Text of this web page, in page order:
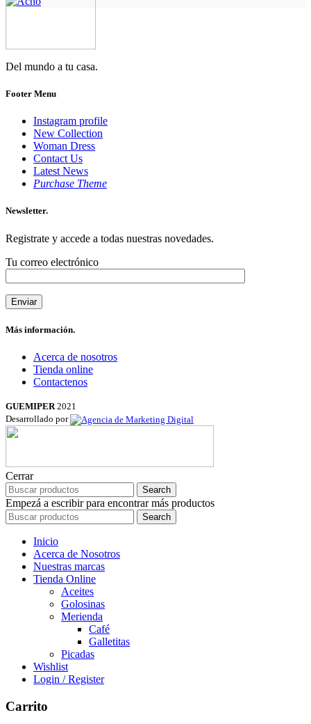
Del mundo a tu casa.
Footer Menu
Instagram profile
New Collection
Woman Dress
Contact Us
Latest News
Purchase Theme
Newsletter.
Registrate y accede a todas nuestras novedades.
Tu correo electrónico
Más información.
Acerca de nosotros
Tienda online
Contactenos
GUEMIPER 2021
Desarrollado por
Cerrar
Search
Empezá a escribir para encontrar más productos
Search
Inicio
Acerca de Nosotros
Nuestras marcas
Tienda Online
Aceites
Golosinas
Merienda
Café
Galletitas
Picadas
Wishlist
Login / Register
Carrito